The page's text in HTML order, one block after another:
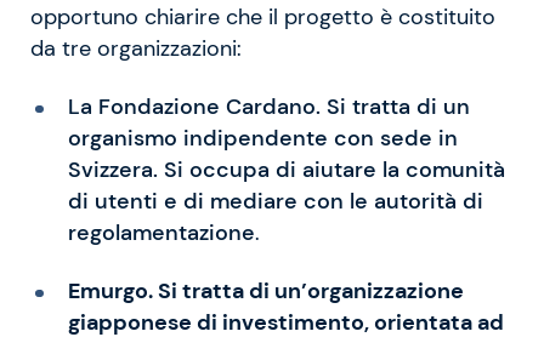
opportuno chiarire che il progetto è costituito
da tre organizzazioni:
La Fondazione Cardano. Si tratta di un
organismo indipendente con sede in
Svizzera. Si occupa di aiutare la comunità
di utenti e di mediare con le autorità di
regolamentazione.
Emurgo. Si tratta di un’organizzazione
giapponese di investimento, orientata ad